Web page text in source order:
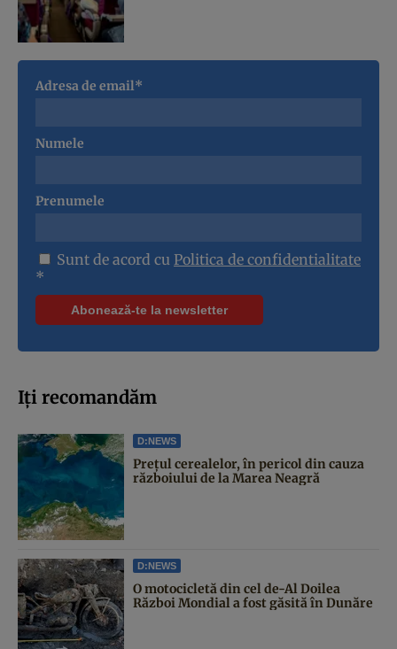
Adresa de email*
Numele
Prenumele
Sunt de acord cu Politica de confidentialitate
*
Iți recomandăm
D:NEWS
Prețul cerealelor, în pericol din cauza
războiului de la Marea Neagră
D:NEWS
O motocicletă din cel de-Al Doilea
Război Mondial a fost găsită în Dunăre